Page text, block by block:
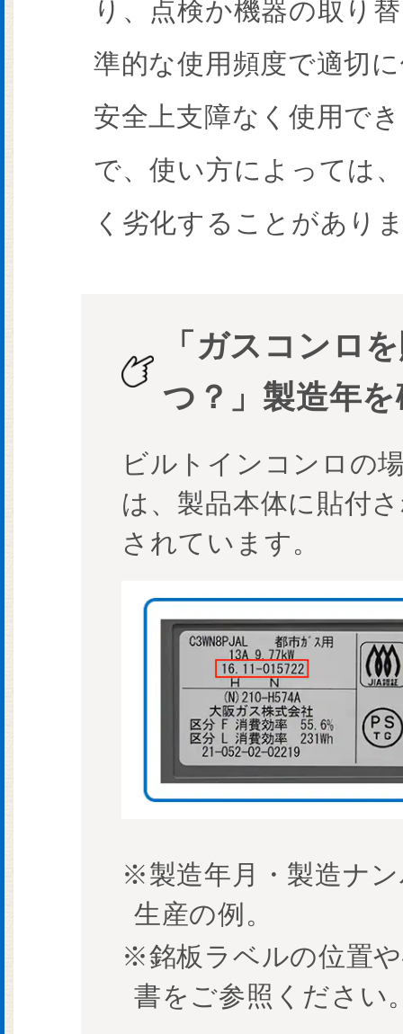
り、点検か機器の取り
準的な使用頻度で適切
安全上支障なく使用で
で、使い方によっては
く劣化することがあり
「ガスコンロ
つ？」製造年
ビルトインコンロの
は、製品本体に貼付
されています。
※製造年月・製造ナ
生産の例。
※銘板ラベルの位置
書をご参照ください